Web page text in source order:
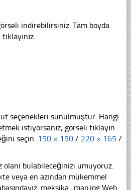
indirebilirsiniz. Tam boyda
seçenekleri sunulmuştur. Hangi
istiyorsanız, görseli tıklayın
seçin. 150 × 150 / 220 × 165 /
olanı bulabileceğinizi umuyoruz.
veya en azından mükemmel
meksika_map.jpg Web